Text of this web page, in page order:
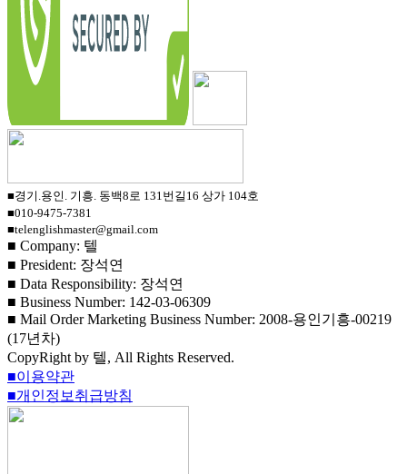
■경기.용인. 기흥. 동백8로 131번길16 상가 104호
■010-9475-7381
■telenglishmaster@gmail.com
■ Company: 텔
■ President: 장석연
■ Data Responsibility: 장석연
■ Business Number: 142-03-06309
■ Mail Order Marketing Business Number: 2008-용인기흥-00219
(17년차)
CopyRight by 텔, All Rights Reserved.
■이용약관
■개인정보취급방침